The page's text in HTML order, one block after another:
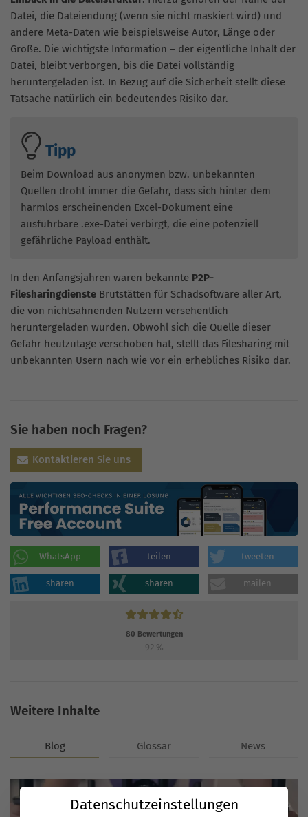
Datei, die Dateiendung (wenn sie nicht maskiert wird) und
andere Meta-Daten wie beispielsweise Autor, Länge oder
Größe. Die wichtigste Information – der eigentliche Inhalt der
Datei, bleibt verborgen, bis die Datei vollständig
heruntergeladen ist. In Bezug auf die Sicherheit stellt diese
Tatsache natürlich ein bedeutendes Risiko dar.
Tipp
Beim Download aus anonymen bzw. unbekannten
Quellen droht immer die Gefahr, dass sich hinter dem
harmlos erscheinenden Excel-Dokument eine
ausführbare .exe-Datei verbirgt, die eine potenziell
gefährliche Payload enthält.
In den Anfangsjahren waren bekannte P2P-
Filesharingdienste Brutstätten für Schadsoftware aller Art,
die von nichtsahnenden Nutzern versehentlich
heruntergeladen wurden. Obwohl sich die Quelle dieser
Gefahr heutzutage verschoben hat, stellt das Filesharing mit
unbekannten Usern nach wie vor ein erhebliches Risiko dar.
Sie haben noch Fragen?
Kontaktieren Sie uns
WhatsApp teilen tweeten
sharen sharen mailen
80 Bewertungen
92 %
Weitere Inhalte
Blog Glossar News
Datenschutzeinstellungen